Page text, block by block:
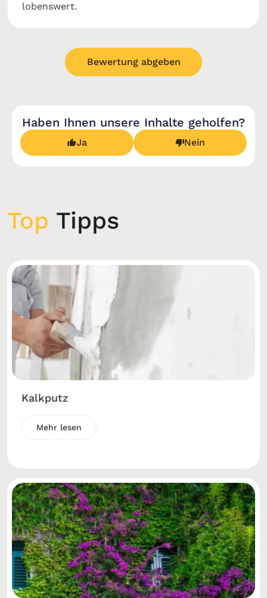
lobenswert.
Bewertung abgeben
Haben Ihnen unsere Inhalte geholfen?
Ja Nein
Top Tipps
Kalkputz
Mehr lesen